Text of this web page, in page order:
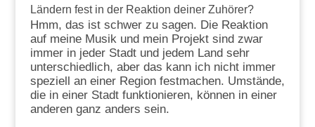
Ländern fest in der Reaktion deiner Zuhörer?
Hmm, das ist schwer zu sagen. Die Reaktion
auf meine Musik und mein Projekt sind zwar
immer in jeder Stadt und jedem Land sehr
unterschiedlich, aber das kann ich nicht immer
speziell an einer Region festmachen. Umstände,
die in einer Stadt funktionieren, können in einer
anderen ganz anders sein.